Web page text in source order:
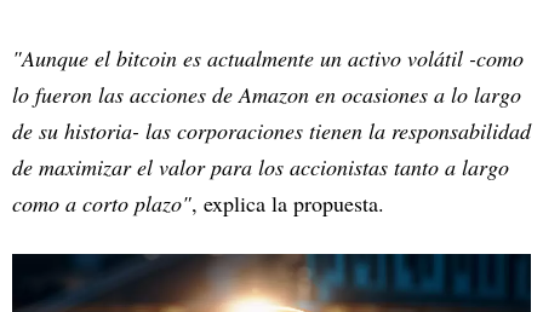
"Aunque el bitcoin es actualmente un activo volátil -como
lo fueron las acciones de Amazon en ocasiones a lo largo
de su historia- las corporaciones tienen la responsabilidad
de maximizar el valor para los accionistas tanto a largo
como a corto plazo", explica la propuesta.